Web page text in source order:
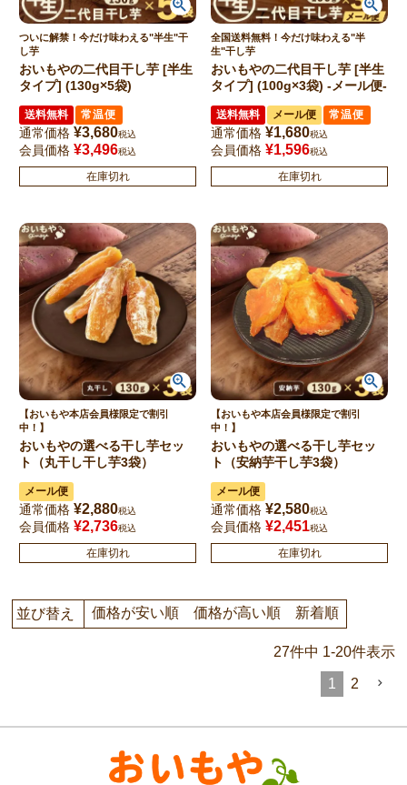
ついに解禁！今だけ味わえる"半生"干
し芋
おいもやの二代目干し芋 [半生
タイプ] (130g×5袋)
送料無料 常温便
通常価格 ¥3,680税込
会員価格 ¥3,496税込
在庫切れ
全国送料無料！今だけ味わえる"半
生"干し芋
おいもやの二代目干し芋 [半生
タイプ] (100g×3袋) -メール便-
送料無料 メール便 常温便
通常価格 ¥1,680税込
会員価格 ¥1,596税込
在庫切れ
【おいもや本店会員様限定で割引
中！】
おいもやの選べる干し芋セッ
ト（丸干し干し芋3袋）
メール便
通常価格 ¥2,880税込
会員価格 ¥2,736税込
在庫切れ
【おいもや本店会員様限定で割引
中！】
おいもやの選べる干し芋セッ
ト（安納芋干し芋3袋）
メール便
通常価格 ¥2,580税込
会員価格 ¥2,451税込
在庫切れ
並び替え 価格が安い順 価格が高い順 新着順
27件中 1-20件表示
1 2